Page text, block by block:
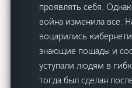
проявлять себя.
война изменила все.
воцарились
знающие пощады и
уступали людям в
тогда был сделан